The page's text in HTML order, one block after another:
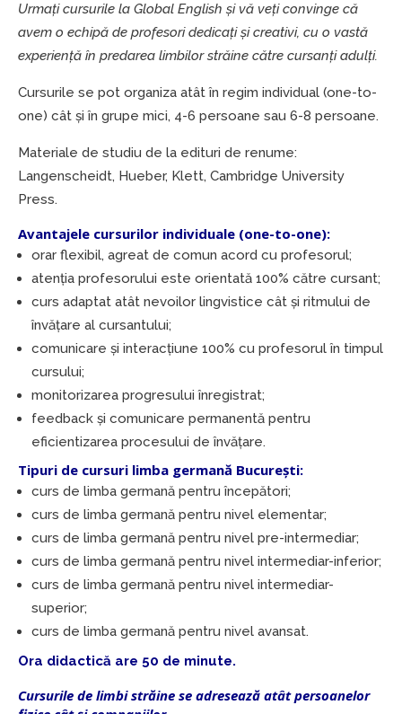
Urmați cursurile la Global English și vă veți convinge că
avem o echipă de profesori dedicați și creativi, cu o vastă
experiență în predarea limbilor străine către cursanți adulți.
Cursurile se pot organiza atât în regim individual (one-to-
one) cât și în grupe mici, 4-6 persoane sau 6-8 persoane.
Materiale de studiu de la edituri de renume:
Langenscheidt, Hueber, Klett, Cambridge University
Press.
Avantajele cursurilor individuale (one-to-one):
orar flexibil, agreat de comun acord cu profesorul;
atenția profesorului este orientată 100% către cursant;
curs adaptat atât nevoilor lingvistice cât și ritmului de
învățare al cursantului;
comunicare și interacțiune 100% cu profesorul în timpul
cursului;
monitorizarea progresului înregistrat;
feedback și comunicare permanentă pentru
eficientizarea procesului de învățare.
Tipuri de cursuri limba germană București:
curs de limba germană pentru începători;
curs de limba germană pentru nivel elementar;
curs de limba germană pentru nivel pre-intermediar;
curs de limba germană pentru nivel intermediar-inferior;
curs de limba germană pentru nivel intermediar-
superior;
curs de limba germană pentru nivel avansat.
Ora didactică are 50 de minute.
Cursurile de limbi străine se adresează atât persoanelor